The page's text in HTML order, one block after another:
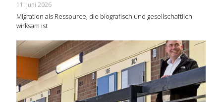
11. Juni 2026
Migration als Ressource, die biografisch und gesellschaftlich
wirksam ist